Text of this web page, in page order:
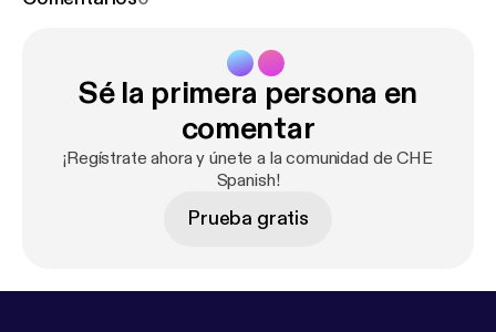
Sé la primera persona en
comentar
¡Regístrate ahora y únete a la comunidad de CHE
Spanish!
Prueba gratis